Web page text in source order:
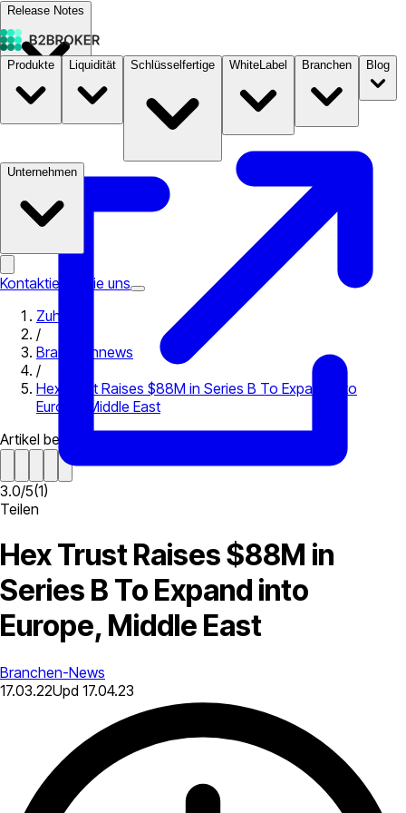
Release Notes
Dokumentation B2STORE
Produkte Liquidität Schlüsselfertige WhiteLabel Branchen Blog
Unternehmen
Kontaktieren Sie uns
Zuhause
/
Branchennews
/
Hex Trust Raises $88M in Series B To Expand into
Europe, Middle East
Artikel bewerten
3.0/5(1)
Teilen
Hex Trust Raises $88M in
Series B To Expand into
Europe, Middle East
Branchen-News
17.03.22Upd 17.04.23